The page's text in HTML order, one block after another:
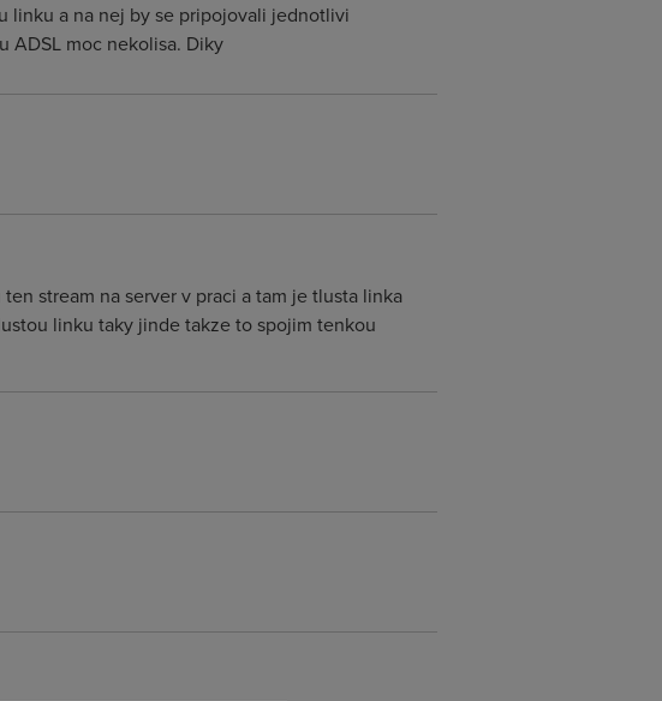
linku a na nej by se pripojovali jednotlivi
ADSL moc nekolisa. Diky
stream na server v praci a tam je tlusta linka
linku taky jinde takze to spojim tenkou